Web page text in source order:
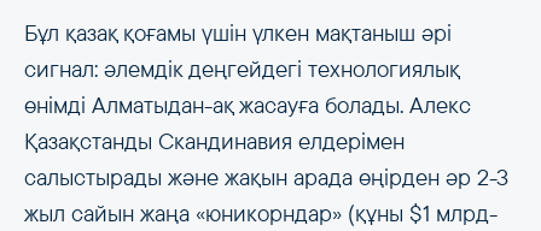
Бұл қазақ қоғамы үшін үлкен мақтаныш әрі
сигнал: әлемдік деңгейдегі технологиялық
өнімді Алматыдан-ақ жасауға болады. Алекс
Қазақстанды Скандинавия елдерімен
салыстырады және жақын арада өңірден әр 2-3
жыл сайын жаңа «юникорндар» (құны $1 млрд-